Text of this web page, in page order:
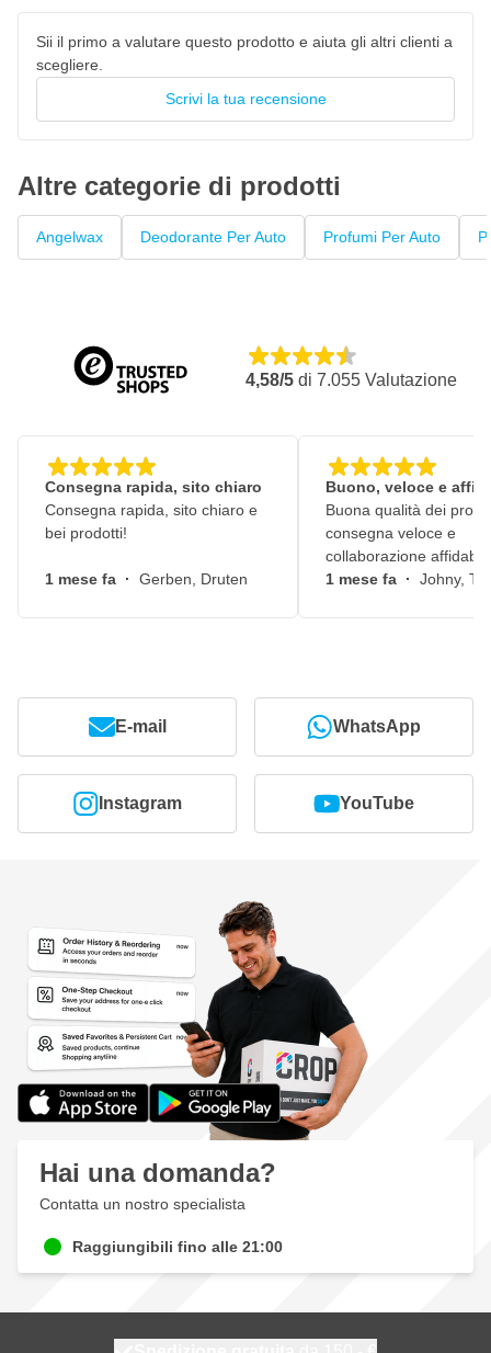
Sii il primo a valutare questo prodotto e aiuta gli altri clienti a
scegliere.
Scrivi la tua recensione
Altre categorie di prodotti
Angelwax Deodorante Per Auto Profumi Per Auto
4,58/5 di 7.055 Valutazione
Consegna rapida, sito chiaro
Consegna rapida, sito chiaro e
bei prodotti!
1 mese fa · Gerben, Druten
Buono, veloce e
Buona qualità dei
consegna veloce e
collaborazione
1 mese fa · Johny,
E-mail WhatsApp
Instagram YouTube
Hai una domanda?
Contatta un nostro specialista
Raggiungibili fino alle 21:00